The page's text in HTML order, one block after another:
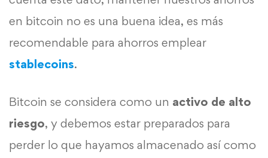
en bitcoin no es una buena idea, es más
recomendable para ahorros emplear
stablecoins.
Bitcoin se considera como un activo de alto
riesgo, y debemos estar preparados para
perder lo que hayamos almacenado así como